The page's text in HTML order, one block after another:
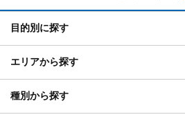
目的別に探す
エリアから探す
種別から探す